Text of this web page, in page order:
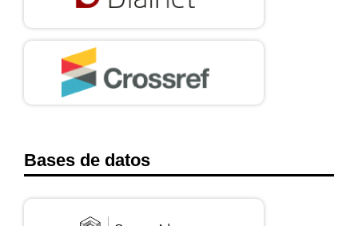
Bases de datos